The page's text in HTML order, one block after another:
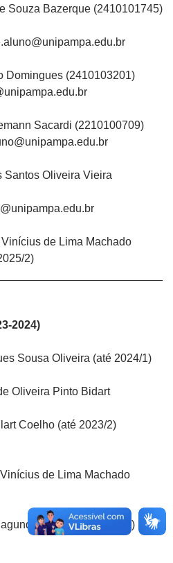
Souza Bazerque (2410101745)
Domingues (2410103201)
Sacardi (2210100709)
Santos Oliveira Vieira
Vinícius de Lima Machado
2)
2024)
Sousa Oliveira (até 2024/1)
Oliveira Pinto Bidart
Coelho (até 2023/2)
Vinícius de Lima Machado
Dutra (até 2023/1)